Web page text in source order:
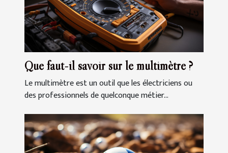
Que faut-il savoir sur le multimètre ?
Le multimètre est un outil que les électriciens ou
des professionnels de quelconque métier...